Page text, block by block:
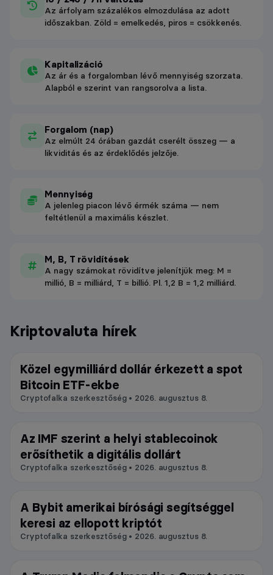
Az árfolyam százalékos elmozdulása az adott
időszakban. Zöld = emelkedés, piros = csökkenés.
Kapitalizáció
Az ár és a forgalomban lévő mennyiség szorzata.
Alapból e szerint van rangsorolva a lista.
Forgalom (nap)
Az elmúlt 24 órában gazdát cserélt összeg — a
likviditás és az érdeklődés jelzője.
Mennyiség
A jelenleg piacon lévő érmék száma — nem
feltétlenül a maximális készlet.
M, B, T rövidítések
A nagy számokat rövidítve jelenítjük meg: M =
millió, B = milliárd, T = billió. Pl. 1,2 B = 1,2 milliárd.
Kriptovaluta hírek
Bitcoin
Közel egymilliárd dollár érkezett a spot
Bitcoin ETF-ekbe
Cryptofalka szerkesztőség • 2026. augusztus 8.
Blokklánc
Az IMF szerint a helyi stablecoinok
erősíthetik a digitális dollárt
Cryptofalka szerkesztőség • 2026. augusztus 8.
Tőzsde
A Bybit amerikai bírósági segítséggel
keresi az ellopott kriptót
Cryptofalka szerkesztőség • 2026. augusztus 8.